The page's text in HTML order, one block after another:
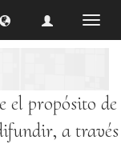
el propósito de
a través